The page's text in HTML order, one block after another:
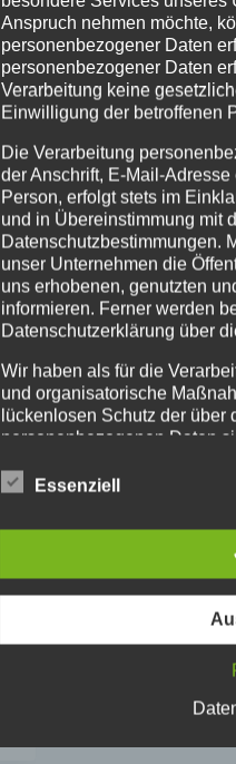
Anspruch nehmen möchte,
personenbezogener Daten
personenbezogener Daten
Verarbeitung keine
Einwilligung der betroffenen
Die Verarbeitung
der Anschrift, E-Mail-
Person, erfolgt stets im
und in Übereinstimmung mit
Datenschutzbestimmungen.
unser Unternehmen die
uns erhobenen, genutzten
informieren. Ferner werden
Datenschutzerklärung über
Wir haben als für die
und organisatorische
lückenlosen Schutz der über
personenbezogenen Daten
aufweisen, sodass ein
personenbezogene Daten
telefonisch, an uns zu
Die Datenschutzerklärung
Datenschutz-
Datenschutzerklärung soll
Kunden und
Essenziell